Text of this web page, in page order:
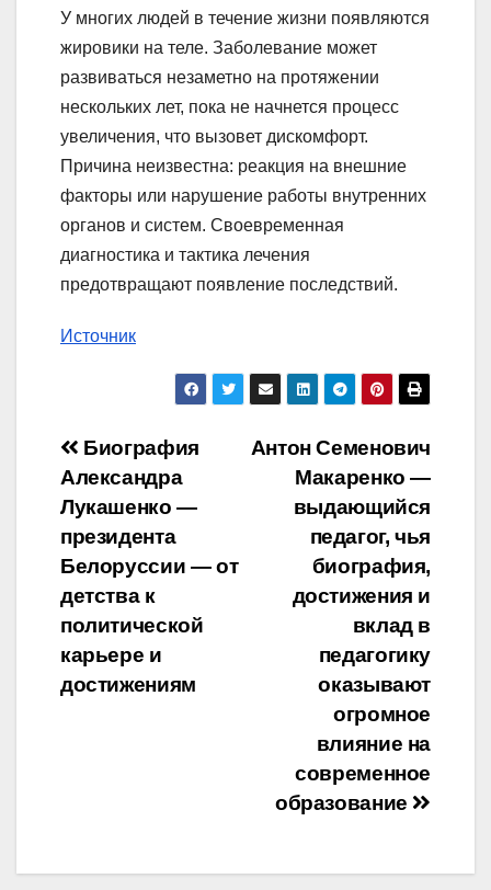
У многих людей в течение жизни появляются
жировики на теле. Заболевание может
развиваться незаметно на протяжении
нескольких лет, пока не начнется процесс
увеличения, что вызовет дискомфорт.
Причина неизвестна: реакция на внешние
факторы или нарушение работы внутренних
органов и систем. Своевременная
диагностика и тактика лечения
предотвращают появление последствий.
Источник
Навигация
по
записям
Антон Семенович
Макаренко —
выдающийся
педагог, чья
биография,
достижения и
вклад в
педагогику
оказывают
огромное
влияние на
современное
образование
Биография
Александра
Лукашенко —
президента
Белоруссии — от
детства к
политической
карьере и
достижениям